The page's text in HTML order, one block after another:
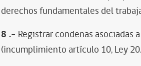
derechos fundamentales del
8 .- Registrar condenas asociadas
(incumplimiento artículo 10, Ley